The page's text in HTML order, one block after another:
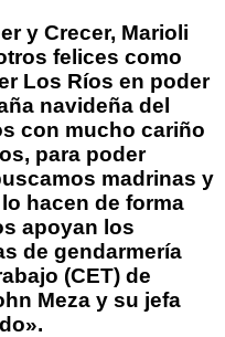
y Crecer, Marioli
felices como
Los Ríos en poder
navideña del
con mucho cariño
para poder
madrinas y
hacen de forma
apoyan los
de gendarmería
(CET) de
Meza y su jefa